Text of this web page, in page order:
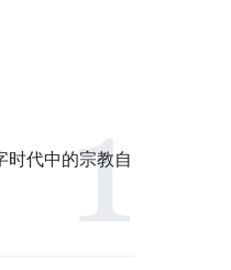
时代中的宗教自